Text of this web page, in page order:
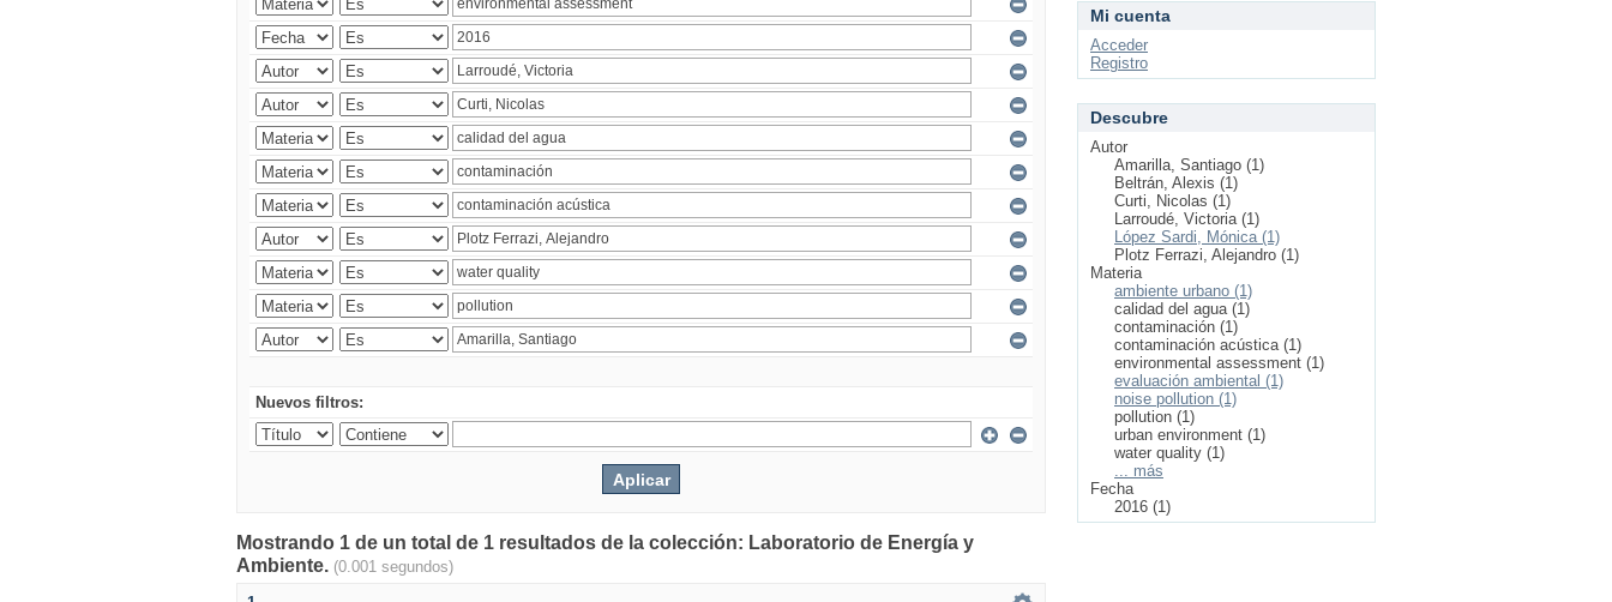
Nuevos filtros:
Mostrando 1 de un total de 1 resultados de la colección: Laboratorio de Energía y
Ambiente. (0.001 segundos)
Mi cuenta
Acceder
Registro
Descubre
Autor
Amarilla, Santiago (1)
Beltrán, Alexis (1)
Curti, Nicolas (1)
Larroudé, Victoria (1)
López Sardi, Mónica (1)
Plotz Ferrazi, Alejandro (1)
Materia
ambiente urbano (1)
calidad del agua (1)
contaminación (1)
contaminación acústica (1)
environmental assessment (1)
evaluación ambiental (1)
noise pollution (1)
pollution (1)
urban environment (1)
water quality (1)
... más
Fecha
2016 (1)